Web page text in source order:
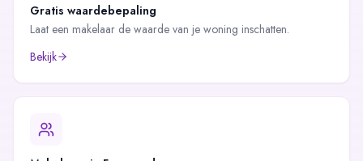
Gratis waardebepaling
Laat een makelaar de waarde van je woning inschatten.
Bekijk